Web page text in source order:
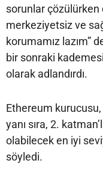
sorunlar çözülürken
merkeziyetsiz ve
korumamız lazım”
bir sonraki
olarak adlandırdı.
Ethereum
yanı sıra, 2.
olabilecek en iyi
söyledi.